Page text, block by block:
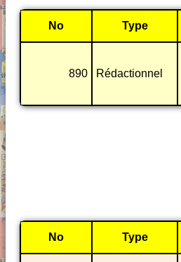
No Type
890 Rédactionnel
No Type